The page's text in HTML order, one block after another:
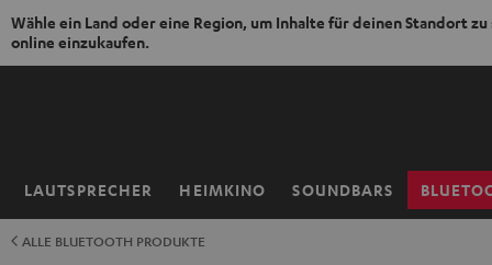
Wähle ein Land oder eine Region, um Inhalte für deinen Standort zu
online einzukaufen.
ZUM
LAUTSPRECHER HEIMKINO SOUNDBARS
Startseite
ALLE BLUETOOTH PRODUKTE